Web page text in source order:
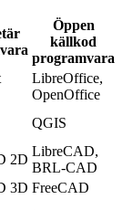
Öppen
källkod
programvara
LibreOffice,
OpenOffice
QGIS
2D
LibreCAD,
BRL‑CAD
3D FreeCAD